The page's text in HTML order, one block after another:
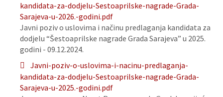
kandidata-za-dodjelu-Sestoaprilske-nagrade-Grada-
Sarajeva-u-2026.-godini.pdf
Javni poziv o uslovima i načinu predlaganja kandidata za
dodjelu “Šestoaprilske nagrade Grada Sarajeva” u 2025.
godini - 09.12.2024.
Javni-poziv-o-uslovima-i-nacinu-predlaganja-
kandidata-za-dodjelu-Sestoaprilske-nagrade-Grada-
Sarajeva-u-2025.-godini.pdf